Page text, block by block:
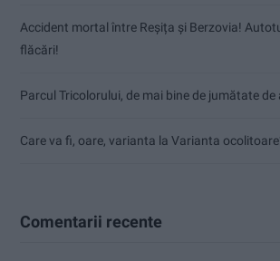
Accident mortal între Reșița și Berzovia!
flăcări!
Parcul Tricolorului, de mai bine de jumătate de
Care va fi, oare, varianta la Varianta
Comentarii recente